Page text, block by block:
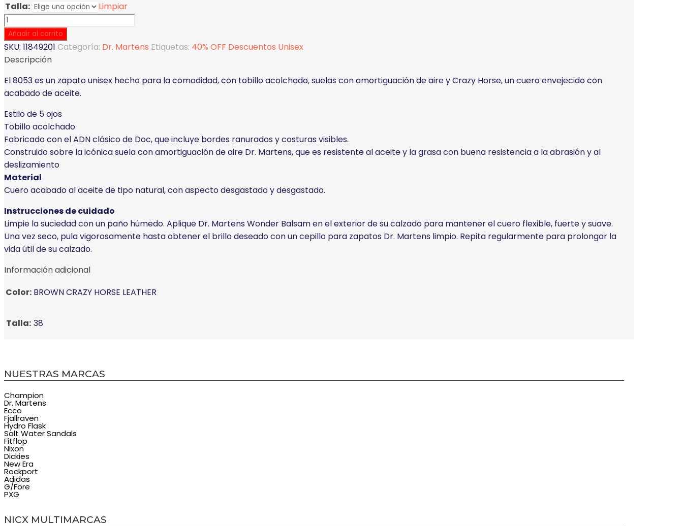
Talla:
Limpiar
8053
Crazy
Horse
Leather
Shoes
UNISEX
cantidad
Añadir al carrito
SKU: 11849201 Categoría: Dr. Martens Etiquetas: 40% OFF Descuentos Unisex
Descripción
El 8053 es un zapato unisex hecho para la comodidad, con tobillo acolchado, suelas con amortiguación de aire y Crazy Horse, un cuero envejecido con
acabado de aceite.
Estilo de 5 ojos
Tobillo acolchado
Fabricado con el ADN clásico de Doc, que incluye bordes ranurados y costuras visibles.
Construido sobre la icónica suela con amortiguación de aire Dr. Martens, que es resistente al aceite y la grasa con buena resistencia a la abrasión y al
deslizamiento
Material
Cuero acabado al aceite de tipo natural, con aspecto desgastado y desgastado.
Instrucciones de cuidado
Limpie la suciedad con un paño húmedo. Aplique Dr. Martens Wonder Balsam en el exterior de su calzado para mantener el cuero flexible, fuerte y suave.
Una vez seco, pula vigorosamente hasta obtener el brillo deseado con un cepillo para zapatos Dr. Martens limpio. Repita regularmente para prolongar la
vida útil de su calzado.
Información adicional
Color: BROWN CRAZY HORSE LEATHER
Talla: 38
NUESTRAS MARCAS
Champion
Dr. Martens
Ecco
Fjallraven
Hydro Flask
Salt Water Sandals
Fitflop
Nixon
Dickies
New Era
Rockport
Adidas
G/Fore
PXG
NICX MULTIMARCAS